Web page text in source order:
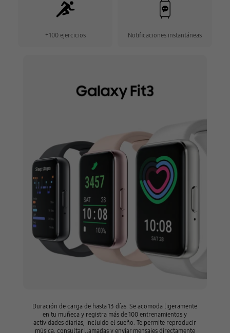
+100 ejercicios Notificaciones instantáneas
Duración de carga de hasta 13 días. Se acomoda ligeramente
en tu muñeca y registra más de 100 entrenamientos y
actividades diarias, incluido el sueño. Te permite reproducir
música, consultar llamadas y enviar mensajes directamente